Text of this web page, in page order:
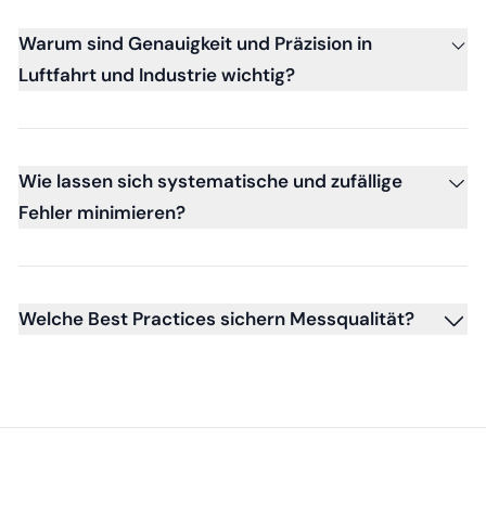
Warum sind Genauigkeit und Präzision in
Luftfahrt und Industrie wichtig?
Wie lassen sich systematische und zufällige
Fehler minimieren?
Welche Best Practices sichern Messqualität?